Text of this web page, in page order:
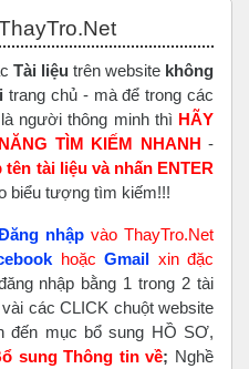
Tài liệu trên website không
trang chủ - mà để trong các
người thông minh thì HÃY
TÌM KIẾM NHANH -
tên tài liệu và nhấn ENTER
biểu tượng tìm kiếm!!!
nhập vào ThayTro.Net
k hoặcGmail xin đặc
nhập bằng 1 trong 2 tài
các CLICK chuột website
đến mục bổ sung HỒ SƠ,
sung Thông tin về; Nghề